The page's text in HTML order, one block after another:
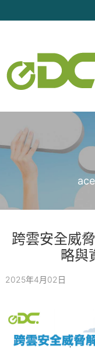
跨雲安全威
略與
2025年4月02日